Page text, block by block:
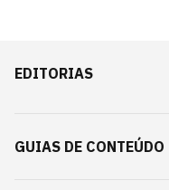
EDITORIAS
GUIAS DE CONTEÚDO